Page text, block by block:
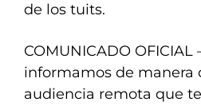
de los tuits.
COMUNICADO
informamos de manera
audiencia remota que